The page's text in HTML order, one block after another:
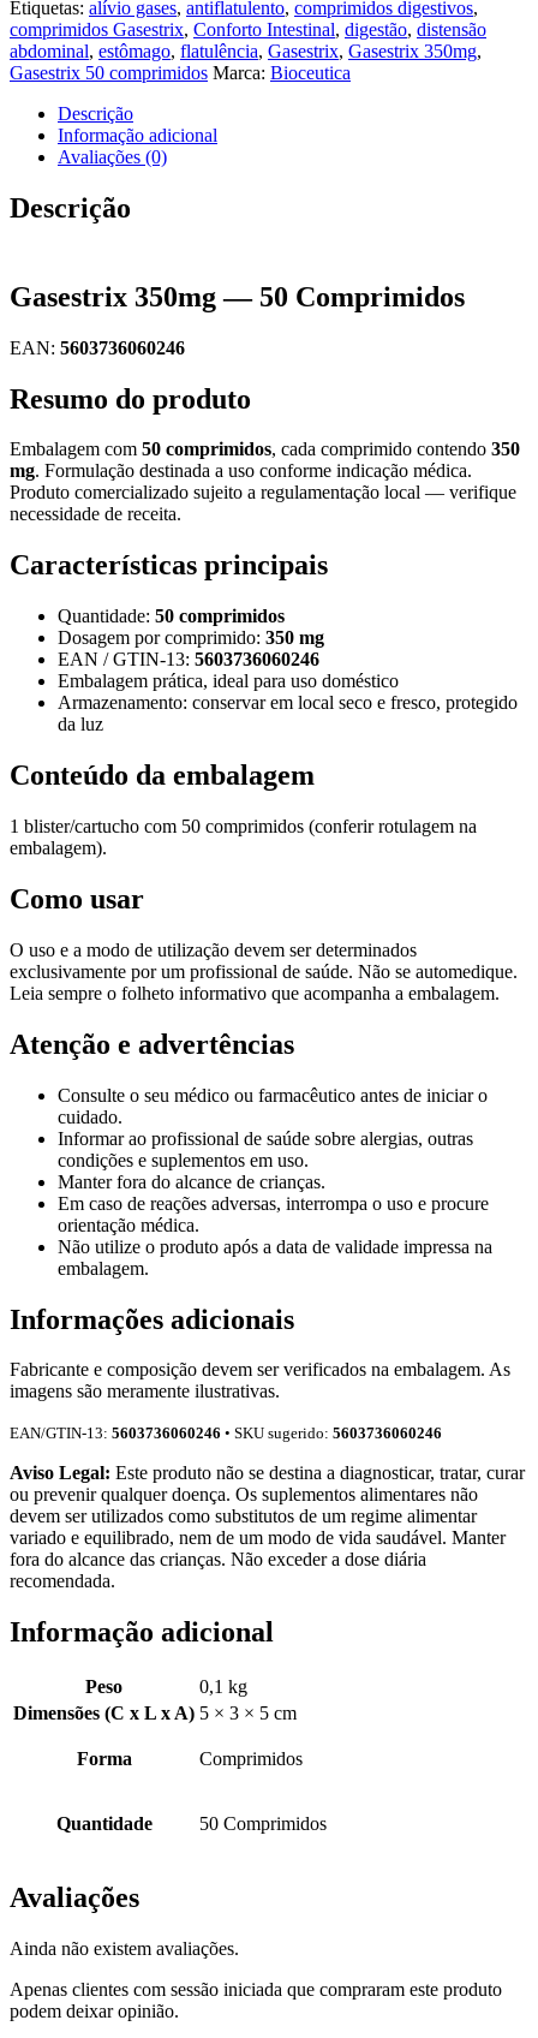
50
Comprimidos
Etiquetas: alívio gases, antiflatulento, comprimidos digestivos,
comprimidos Gasestrix, Conforto Intestinal, digestão, distensão
abdominal, estômago, flatulência, Gasestrix, Gasestrix 350mg,
Gasestrix 50 comprimidos Marca: Bioceutica
Descrição
Informação adicional
Avaliações (0)
Descrição
Gasestrix 350mg — 50 Comprimidos
EAN: 5603736060246
Resumo do produto
Embalagem com 50 comprimidos, cada comprimido contendo 350
mg. Formulação destinada a uso conforme indicação médica.
Produto comercializado sujeito a regulamentação local — verifique
necessidade de receita.
Características principais
Quantidade: 50 comprimidos
Dosagem por comprimido: 350 mg
EAN / GTIN-13: 5603736060246
Embalagem prática, ideal para uso doméstico
Armazenamento: conservar em local seco e fresco, protegido
da luz
Conteúdo da embalagem
1 blister/cartucho com 50 comprimidos (conferir rotulagem na
embalagem).
Como usar
O uso e a modo de utilização devem ser determinados
exclusivamente por um profissional de saúde. Não se automedique.
Leia sempre o folheto informativo que acompanha a embalagem.
Atenção e advertências
Consulte o seu médico ou farmacêutico antes de iniciar o
cuidado.
Informar ao profissional de saúde sobre alergias, outras
condições e suplementos em uso.
Manter fora do alcance de crianças.
Em caso de reações adversas, interrompa o uso e procure
orientação médica.
Não utilize o produto após a data de validade impressa na
embalagem.
Informações adicionais
Fabricante e composição devem ser verificados na embalagem. As
imagens são meramente ilustrativas.
EAN/GTIN-13: 5603736060246 • SKU sugerido: 5603736060246
Aviso Legal: Este produto não se destina a diagnosticar, tratar, curar
ou prevenir qualquer doença. Os suplementos alimentares não
devem ser utilizados como substitutos de um regime alimentar
variado e equilibrado, nem de um modo de vida saudável. Manter
fora do alcance das crianças. Não exceder a dose diária
recomendada.
Informação adicional
Peso
0,1 kg
Dimensões (C x L x A) 5 × 3 × 5 cm
Forma Comprimidos
Quantidade 50 Comprimidos
Avaliações
Ainda não existem avaliações.
Apenas clientes com sessão iniciada que compraram este produto
podem deixar opinião.